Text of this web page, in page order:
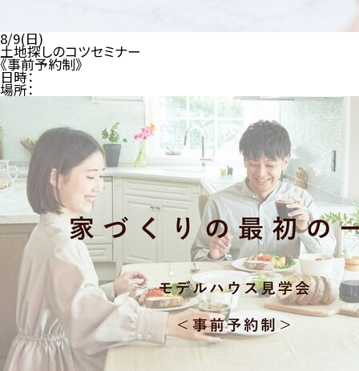
8/9(日)
土地探しのコツセミナー
《事前予約制》
日時：
場所：